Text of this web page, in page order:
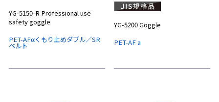
YG-5150-R Professional use
safety goggle
PET-AFαくもり止めダブル／SR
ベルト
YG-5200 Goggle
PET-AF a